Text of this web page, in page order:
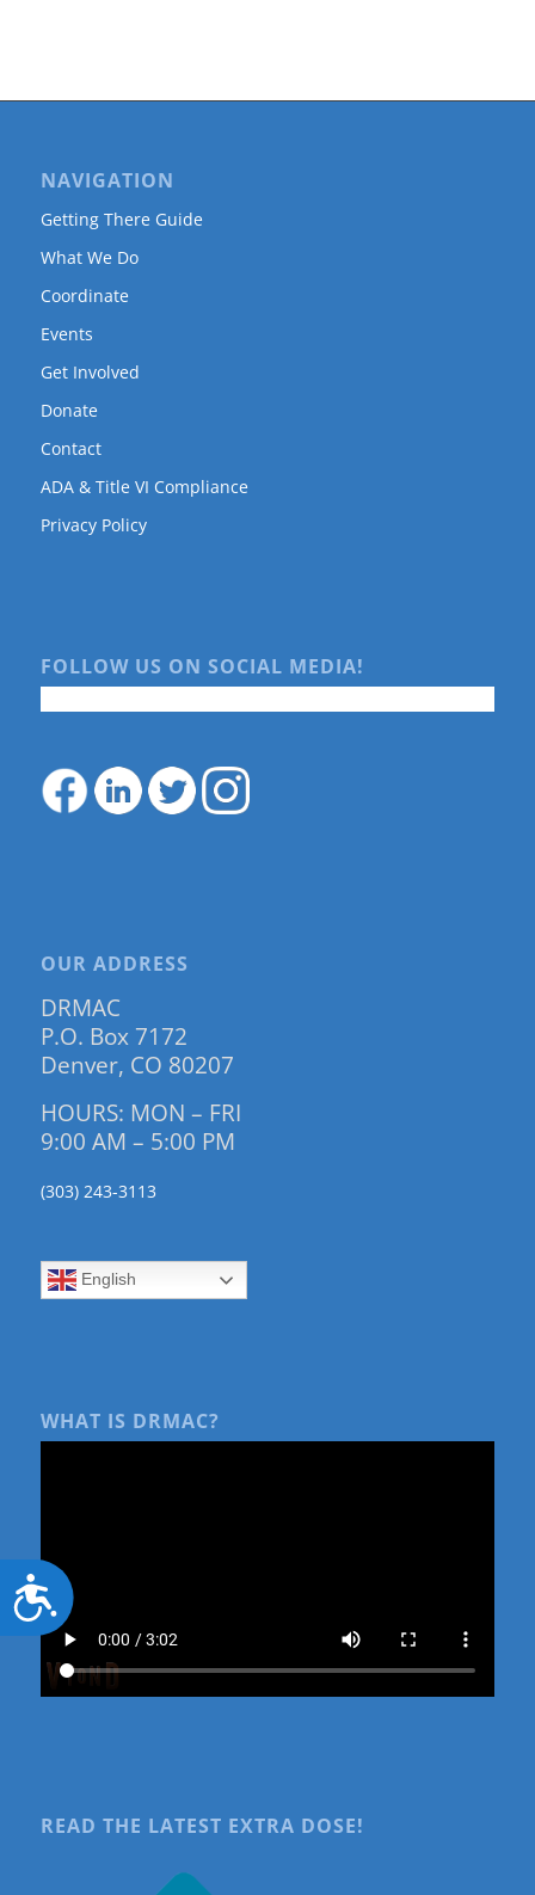
Accessibility
NAVIGATION
Getting There Guide
What We Do
Coordinate
Events
Get Involved
Donate
Contact
ADA & Title VI Compliance
Privacy Policy
FOLLOW US ON SOCIAL MEDIA!
OUR ADDRESS
DRMAC
P.O. Box 7172
Denver, CO 80207
HOURS: MON – FRI
9:00 AM – 5:00 PM
(303) 243-3113
English
WHAT IS DRMAC?
READ THE LATEST EXTRA DOSE!